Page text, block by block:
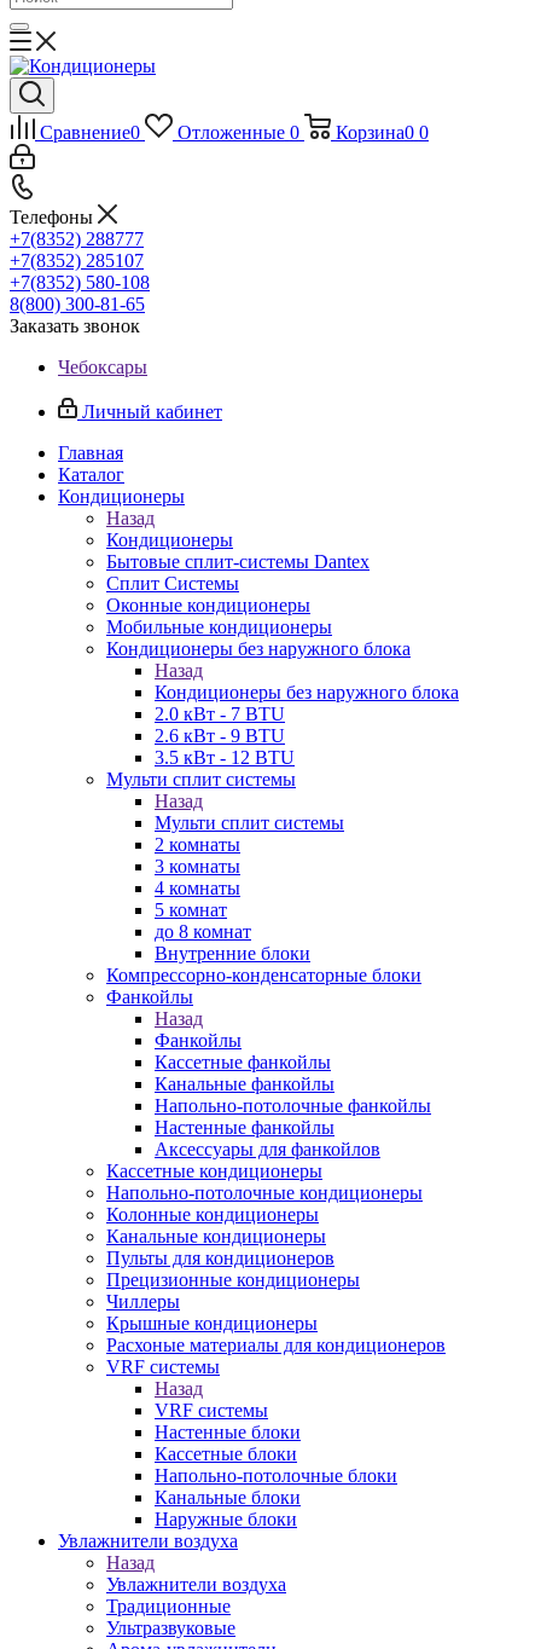
Сравнение0 Отложенные 0 Корзина0 0
Телефоны
+7(8352) 288777
+7(8352) 285107
+7(8352) 580-108
8(800) 300-81-65
Заказать звонок
Чебоксары
Личный кабинет
Главная
Каталог
Кондиционеры
Назад
Кондиционеры
Бытовые сплит-системы Dantex
Сплит Системы
Оконные кондиционеры
Мобильные кондиционеры
Кондиционеры без наружного блока
Назад
Кондиционеры без наружного блока
2.0 кВт - 7 BTU
2.6 кВт - 9 BTU
3.5 кВт - 12 BTU
Мульти сплит системы
Назад
Мульти сплит системы
2 комнаты
3 комнаты
4 комнаты
5 комнат
до 8 комнат
Внутренние блоки
Компрессорно-конденсаторные блоки
Фанкойлы
Назад
Фанкойлы
Кассетные фанкойлы
Канальные фанкойлы
Напольно-потолочные фанкойлы
Настенные фанкойлы
Аксессуары для фанкойлов
Кассетные кондиционеры
Напольно-потолочные кондиционеры
Колонные кондиционеры
Канальные кондиционеры
Пульты для кондиционеров
Прецизионные кондиционеры
Чиллеры
Крышные кондиционеры
Расхоные материалы для кондиционеров
VRF системы
Назад
VRF системы
Настенные блоки
Кассетные блоки
Напольно-потолочные блоки
Канальные блоки
Наружные блоки
Увлажнители воздуха
Назад
Увлажнители воздуха
Традиционные
Ультразвуковые